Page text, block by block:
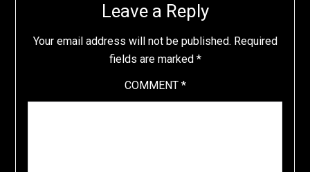
Leave a Reply
Your email address will not be published. Required
fields are marked *
COMMENT *